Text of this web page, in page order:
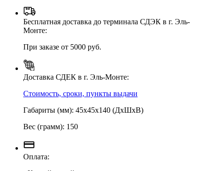
Бесплатная доставка до терминала СДЭК в г. Эль-
Монте:
При заказе от 5000 руб.
Доставка СДЕК в г. Эль-Монте:
Стоимость, сроки, пункты выдачи
Габариты (мм): 45х45х140 (ДхШхВ)
Вес (грамм): 150
Оплата: